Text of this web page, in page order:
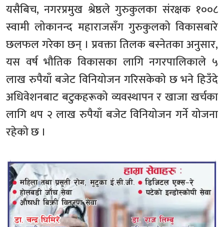
यसैबिच, नगरप्रमुख श्रेष्ठले गुरुकुलका संरक्षक १००८
स्वामी लोकानन्द महाराजसँग गुरुकुलको विकासबारे
छलफल गरेका छन् । प्रवक्ता तिलक बस्नेतका अनुसार,
यस वर्ष भौतिक विकासका लागि नगरपालिकाले ५
लाख रुपैयाँ बजेट विनियोजन गरिसकेको छ भने हिउँदे
अधिवेशनबाट बटुकहरूको व्यवस्थापन र खाजा खर्चका
लागि थप २ लाख रुपैयाँ बजेट विनियोजन गर्ने योजना
रहेको छ ।